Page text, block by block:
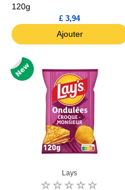
120g
£ 3,94
Ajouter
Lays